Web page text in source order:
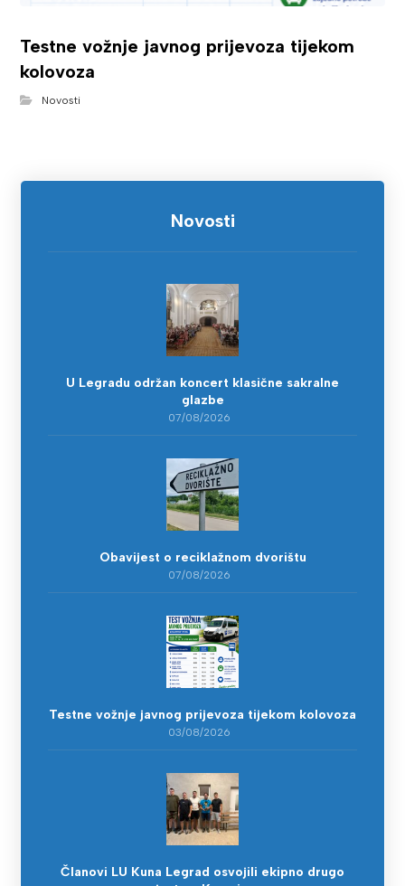
Testne vožnje javnog prijevoza tijekom
kolovoza
Novosti
Novosti
U Legradu održan koncert klasične sakralne
glazbe
07/08/2026
Obavijest o reciklažnom dvorištu
07/08/2026
Testne vožnje javnog prijevoza tijekom kolovoza
03/08/2026
Članovi LU Kuna Legrad osvojili ekipno drugo